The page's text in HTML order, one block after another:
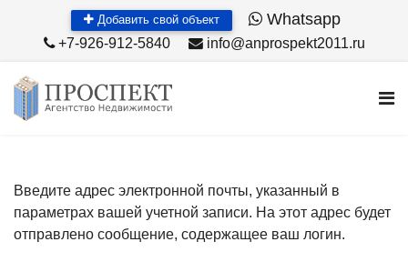
Добавить свой объект Whatsapp
+7-926-912-5840 info@anprospekt2011.ru
Введите адрес электронной почты, указанный в
параметрах вашей учетной записи. На этот адрес будет
отправлено сообщение, содержащее ваш логин.